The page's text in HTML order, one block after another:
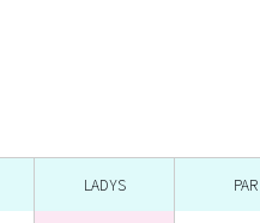
LADYS PAR